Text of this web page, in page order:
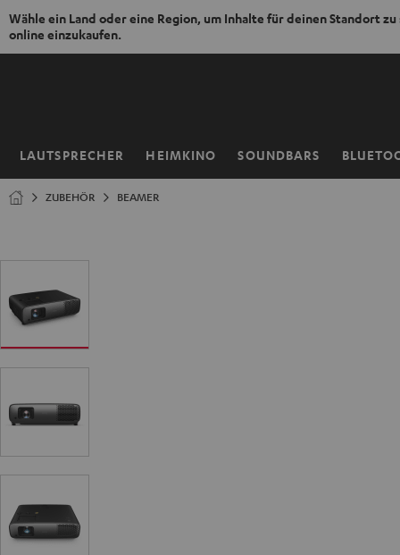
Wähle ein Land oder eine Region, um Inhalte für deinen Standort zu
online einzukaufen.
ZUM
LAUTSPRECHER HEIMKINO SOUNDBARS
Startseite
ZUBEHÖR BEAMER